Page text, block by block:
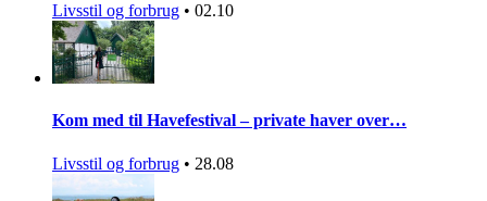
Livsstil og forbrug • 02.10
Kom med til Havefestival – private haver over…
Livsstil og forbrug • 28.08